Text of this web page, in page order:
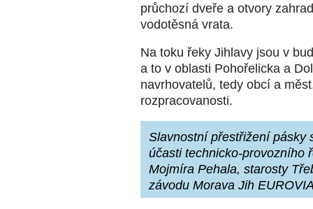
průchozí dveře a otvory
vodotěsná vrata.
Na toku řeky Jihlavy jsou v
a to v oblasti Pohořelicka a
navrhovatelů, tedy obcí a
rozpracovanosti.
Slavnostní přestřižení pásky
účasti technicko-provozního
Mojmíra Pehala, starosty
závodu Morava Jih